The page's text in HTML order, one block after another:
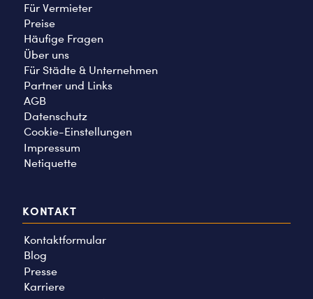
Für Vermieter
Preise
Häufige Fragen
Über uns
Für Städte & Unternehmen
Partner und Links
AGB
Datenschutz
Cookie-Einstellungen
Impressum
Netiquette
KONTAKT
Kontaktformular
Blog
Presse
Karriere